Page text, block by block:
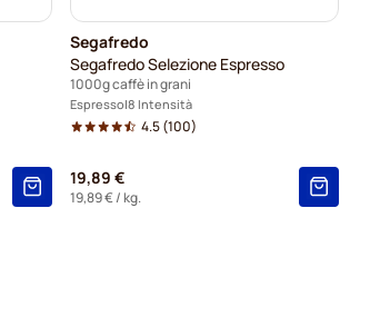
Segafredo
Segafredo Selezione Espresso
1000g caffè in grani
Espresso 8 Intensità
4.5(100)
19,89 €
19,89 €/ kg.